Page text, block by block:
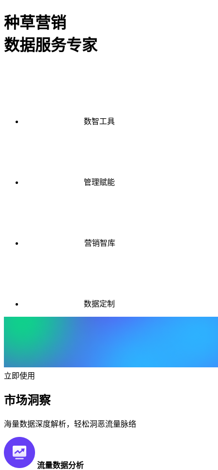
种草营销
数据服务专家
数智工具
管理赋能
营销智库
数据定制
立即使用
市场洞察
海量数据深度解析，轻松洞恶流量脉络
流量数据分析